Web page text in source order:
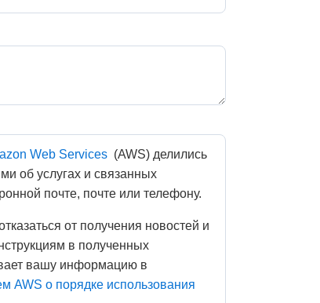
Web Services (AWS) делились
об услугах и связанных
почте, почте или телефону.
в полученных
вашу информацию в
AWS о порядке использования